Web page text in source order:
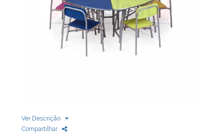
Ver Descrição
Compartilhar
Quadro Branco
Linha Wood Prime